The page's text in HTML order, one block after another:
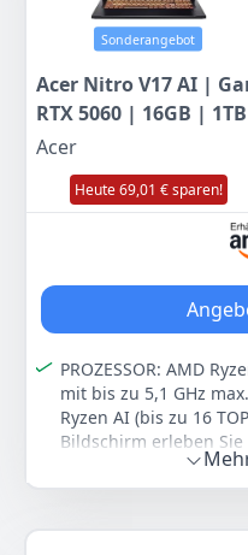
Ein detailliertes
Bildergalerie
Farbe
Grau
Sonderangebot
Acer Nitro V17 AI |
RTX 5060 | 16GB | 1TB
Acer
Heute 69,01 € sparen!
PROZESSOR: AMD
mit bis zu 5,1 GHz
Ryzen AI (bis zu 16
Bildschirm erleben
der IPS Technologie
einen stabilen
GB PCIe Gen4 NVMe